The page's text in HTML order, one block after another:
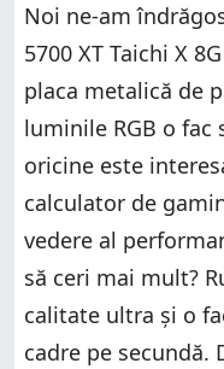
Noi ne-am
5700 XT Taichi X
placa metalică de
luminile RGB o
oricine este
calculator de
vedere al
să ceri mai mult?
calitate ultra și o
cadre pe secundă.